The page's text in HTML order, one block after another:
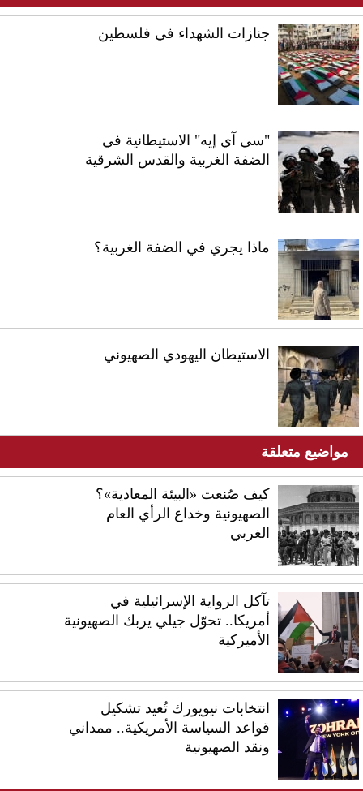
جنازات الشهداء في فلسطين
"سي آي إيه" الاستيطانية في
الضفة الغربية والقدس الشرقية
ماذا يجري في الضفة الغربية؟
الاستيطان اليهودي الصهيوني
مواضيع متعلقة
كيف صُنعت «البيئة المعادية»؟
الصهيونية وخداع الرأي العام
الغربي
تآكل الرواية الإسرائيلية في
أمريكا.. تحوّل جيلي يربك الصهيونية
الأميركية
انتخابات نيويورك تُعيد تشكيل
قواعد السياسة الأمريكية.. ممداني
ونقد الصهيونية